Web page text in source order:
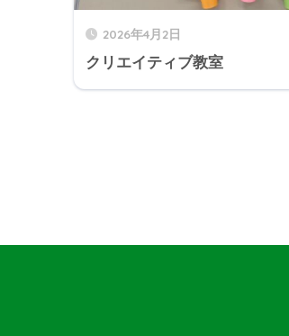
2026年4月2日
クリエイティブ教室